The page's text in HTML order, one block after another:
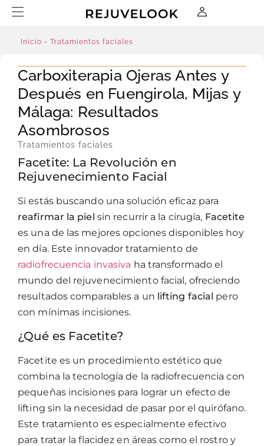
Inicio - Tratamientos faciales
Carboxiterapia Ojeras Antes y
Después en Fuengirola, Mijas y
Málaga: Resultados
Asombrosos
Tratamientos faciales
Facetite: La Revolución en
Rejuvenecimiento Facial
Si estás buscando una solución eficaz para
reafirmar la piel sin recurrir a la cirugía, Facetite
es una de las mejores opciones disponibles hoy
en día. Este innovador tratamiento de
radiofrecuencia invasiva ha transformado el
mundo del rejuvenecimiento facial, ofreciendo
resultados comparables a un lifting facial pero
con mínimas incisiones.
¿Qué es Facetite?
Facetite es un procedimiento estético que
combina la tecnología de la radiofrecuencia con
pequeñas incisiones para lograr un efecto de
lifting sin la necesidad de pasar por el quirófano.
Este tratamiento es especialmente efectivo
para tratar la flacidez en áreas como el rostro y